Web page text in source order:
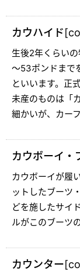
カウハイド
生後2年くらい
～53ポンドまで
といいます。正
未産のものは「
細かいが、カー
カウボーイ
カウボーイが履
ットしたブーツ
どを施したサイ
ルがこのブーツ
カウンター